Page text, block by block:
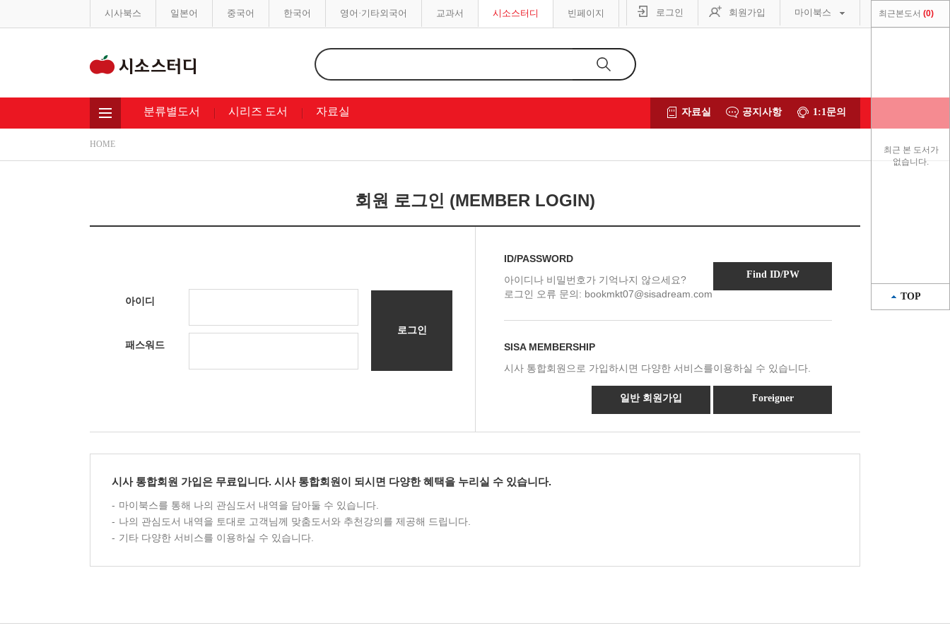
시사북스 일본어 중국어 한국어 영어·기타외국어 교과서 시소스터디 빈페이지 로그인 회원가입 마이북스
분류별도서 시리즈 도서 자료실 자료실 공지사항 1:1문의
HOME
회원 로그인 (MEMBER LOGIN)
아이디
패스워드
로그인
ID/PASSWORD
아이디나 비밀번호가 기억나지 않으세요?
로그인 오류 문의: bookmkt07@sisadream.com
Find ID/PW
SISA MEMBERSHIP
시사 통합회원으로 가입하시면 다양한 서비스를이용하실 수 있습니다.
일반 회원가입 Foreigner
시사 통합회원 가입은 무료입니다. 시사 통합회원이 되시면 다양한 혜택을 누리실 수 있습니다.
마이북스를 통해 나의 관심도서 내역을 담아둘 수 있습니다.
나의 관심도서 내역을 토대로 고객님께 맞춤도서와 추천강의를 제공해 드립니다.
기타 다양한 서비스를 이용하실 수 있습니다.
최근본도서 0
최근 본 도서가
없습니다.
TOP